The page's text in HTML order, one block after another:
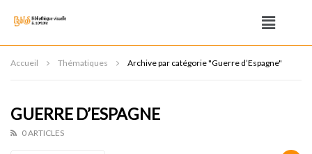
Accueil Thématiques Archive par catégorie "Guerre d’Espagne"
GUERRE D’ESPAGNE
0 ARTICLES